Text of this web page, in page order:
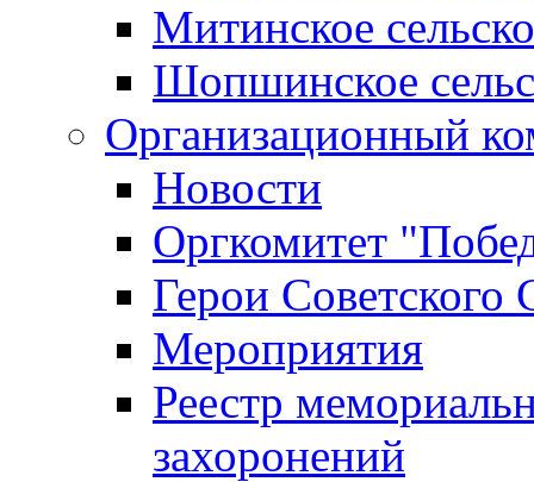
Митинское
Шопшинское
Организационный
Новости
Оргкомитет
Герои Советского
Мероприятия
Реестр
захоронений